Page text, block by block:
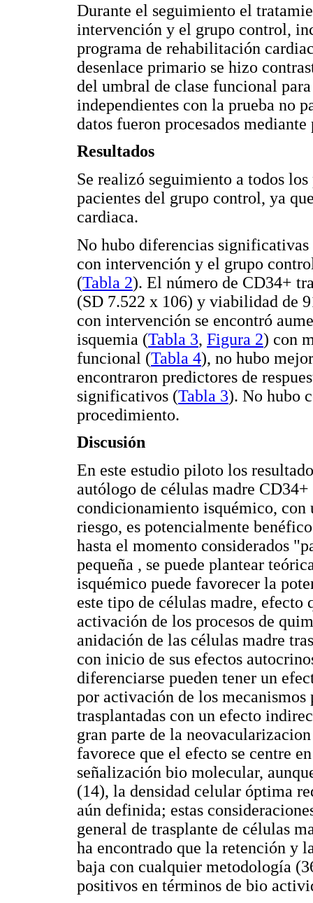
Durante el seguimiento el
intervención y el grupo control,
programa de rehabilitación
desenlace primario se hizo
del umbral de clase funcional
independientes con la prueba no
datos fueron procesados
Resultados
Se realizó seguimiento a todos
pacientes del grupo control, ya
cardiaca.
No hubo diferencias significativas
con intervención y el grupo
(Tabla 2). El número de CD34+
(SD 7.522 x 106) y viabilidad de
con intervención se encontró
isquemia (Tabla 3, Figura 2) con
funcional (Tabla 4), no hubo
encontraron predictores de
significativos (Tabla 3). No hubo
procedimiento.
Discusión
En este estudio piloto los
autólogo de células madre
condicionamiento isquémico,
riesgo, es potencialmente
hasta el momento considerados
pequeña , se puede plantear
isquémico puede favorecer la
este tipo de células madre, efecto
activación de los procesos de
anidación de las células madre
con inicio de sus efectos
diferenciarse pueden tener un
por activación de los mecanismos
trasplantadas con un efecto
gran parte de la
favorece que el efecto se centre
señalización bio molecular,
(14), la densidad celular óptima
aún definida; estas
general de trasplante de células
ha encontrado que la retención y
baja con cualquier metodología
positivos en términos de bio